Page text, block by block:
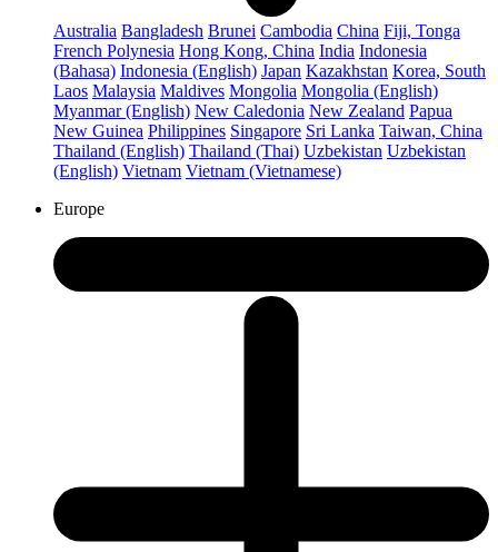
Australia Bangladesh Brunei Cambodia China Fiji, Tonga
French Polynesia Hong Kong, China India Indonesia
(Bahasa) Indonesia (English) Japan Kazakhstan Korea, South
Laos Malaysia Maldives Mongolia Mongolia (English)
Myanmar (English) New Caledonia New Zealand Papua
New Guinea Philippines Singapore Sri Lanka Taiwan, China
Thailand (English) Thailand (Thai) Uzbekistan Uzbekistan
(English) Vietnam Vietnam (Vietnamese)
Europe